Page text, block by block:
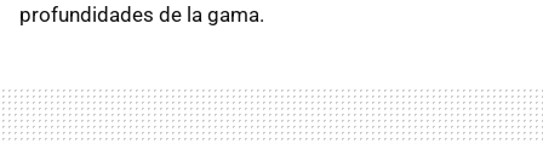
profundidades de la gama.